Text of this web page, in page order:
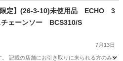
他限定】(26-3-10)未使用品 ECHO 3
チェーンソー BCS310/S
7月13日
。 記載の店舗にお引き取りに来られる方のみ